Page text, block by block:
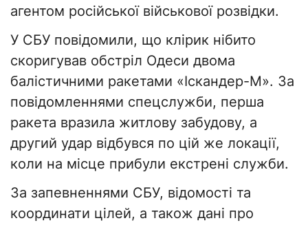
агентом російської військової розвідки.
У СБУ повідомили, що клірик нібито
скоригував обстріл Одеси двома
балістичними ракетами «Іскандер-М». За
повідомленнями спецслужби, перша
ракета вразила житлову забудову, а
другий удар відбувся по цій же локації,
коли на місце прибули екстрені служби.
За запевненнями СБУ, відомості та
координати цілей, а також дані про